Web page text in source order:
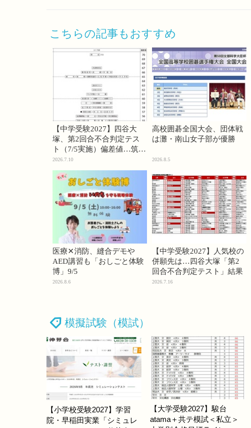
こちらの記事もおすすめ
【中学受験2027】四谷大
塚、第2回合不合判定テス
ト（7/5実施）偏差値…筑駒
74・桜蔭70＜PR＞
2026.7.10
高校囲碁全国大会、団体戦
は灘・南山女子部が優勝
2026.8.5
医療✕消防、縫合デモや
AED講習も「おしごと体験
博」9/5
2026.8.6
【中学受験2027】人気校の
併願先は…四谷大塚「第2
回合不合判定テスト」結果
2026.7.16
模擬試験（模試）
【小学校受験2027】学習
院・早稲田実業「シミュレ
【大学受験2027】駿台
atama＋共テ模試＜私立＞